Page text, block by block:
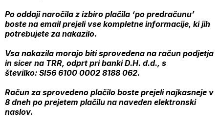
Po oddaji naročila z izbiro plačila ‘po predračunu’
boste na email prejeli vse kompletne informacije, ki jih
potrebujete za nakazilo.
Vsa nakazila morajo biti sprovedena na račun podjetja
in sicer na TRR, odprt pri banki D.H. d.d., s
številko: SI56 6100 0002 8188 062.
Račun za sprovedeno plačilo boste prejeli najkasneje v
8 dneh po prejetem plačilu na naveden elektronski
naslov.